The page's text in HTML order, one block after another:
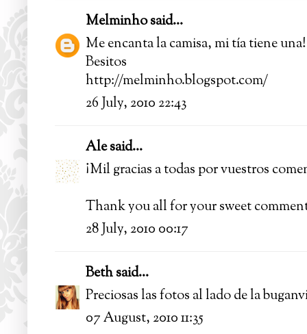
Melminhosaid...
Me encanta la camisa, mi tía tiene una!
Besitos
http://melminho.blogspot.com/
26 July, 2010 22:43
Alesaid...
¡Mil gracias a todas por vuestros
Thank you all for your sweet
28 July, 2010 00:17
Bethsaid...
Preciosas las fotos al lado de la
07 August, 2010 11:35